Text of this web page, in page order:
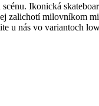
Ikonická
zalichotí milovníkom
u nás vo variantoch